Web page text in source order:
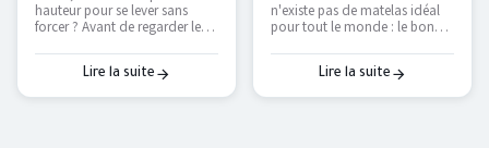
hauteur pour se lever sans
forcer ? Avant de regarder les
questions à se poser pour
choisir un cadre de lit qui dure
et qui vous facilite le
Lire la suite
morphologie
n'existe pas de matelas idéal
pour tout le monde : le bon
sommeil et de votre
corpulence. On vous explique
comment trouver le vôtre — et
Lire la suite